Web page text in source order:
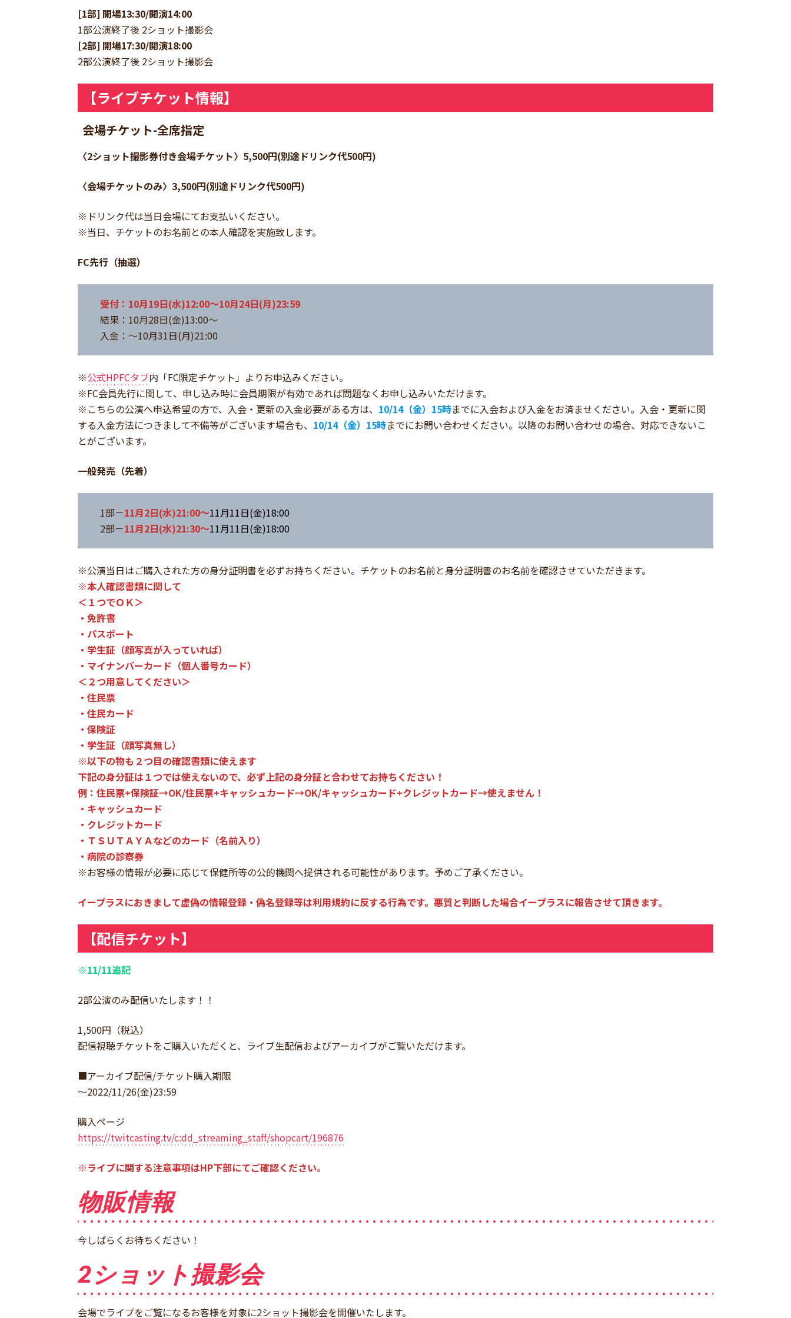
[1部] 開場13:30/開演14:00
1部公演終了後 2ショット撮影会
[2部] 開場17:30/開演18:00
2部公演終了後 2ショット撮影会
【ライブチケット情報】
会場チケット-全席指定
〈2ショット撮影券付き会場チケット〉5,500円(別途ドリンク代500円)
〈会場チケットのみ〉3,500円(別途ドリンク代500円)
※ドリンク代は当日会場にてお支払いください。
※当日、チケットのお名前との本人確認を実施致します。
FC先行（抽選）
受付：10月19日(水)12:00～10月24日(月)23:59
結果：10月28日(金)13:00～
入金：～10月31日(月)21:00
※公式HPFCタブ内「FC限定チケット」よりお申込みください。
※FC会員先行に関して、申し込み時に会員期限が有効であれば問題なくお申し込みいただけます。
※こちらの公演へ申込希望の方で、入会・更新の入金必要がある方は、 10/14（金）15時までに入会および入金をお済ませください。入会・更新に関
する入金方法につきまして不備等がございます場合も、 10/14（金）15時までにお問い合わせください。以降のお問い合わせの場合、対応できないこ
とがございます。
一般発売（先着）
1部－11月2日(水)21:00～11月11日(金)18:00
2部－11月2日(水)21:30～11月11日(金)18:00
※公演当日はご購入された方の身分証明書を必ずお持ちください。チケットのお名前と身分証明書のお名前を確認させていただきます。
※本人確認書類に関して
＜１つでＯＫ＞
・免許書
・パスポート
・学生証（顔写真が入っていれば）
・マイナンバーカード（個人番号カード）
＜２つ用意してください＞
・住民票
・住民カード
・保険証
・学生証（顔写真無し）
※以下の物も２つ目の確認書類に使えます
下記の身分証は１つでは使えないので、必ず上記の身分証と合わせてお持ちください！
例：住民票+保険証→OK/住民票+キャッシュカード→OK/キャッシュカード+クレジットカード→使えません！
・キャッシュカード
・クレジットカード
・ＴＳＵＴＡＹＡなどのカード（名前入り）
・病院の診察券
※お客様の情報が必要に応じて保健所等の公的機関へ提供される可能性があります。予めご了承ください。
イープラスにおきまして虚偽の情報登録・偽名登録等は利用規約に反する行為です。悪質と判断した場合イープラスに報告させて頂きます。
【配信チケット】
※11/11追記
2部公演のみ配信いたします！！
1,500円（税込）
配信視聴チケットをご購入いただくと、ライブ生配信およびアーカイブがご覧いただけます。
■アーカイブ配信/チケット購入期限
～2022/11/26(金)23:59
購入ページ
https://twitcasting.tv/c:dd_streaming_staff/shopcart/196876
※ライブに関する注意事項はHP下部にてご確認ください。
物販情報
今しばらくお待ちください！
2ショット撮影会
会場でライブをご覧になるお客様を対象に2ショット撮影会を開催いたします。